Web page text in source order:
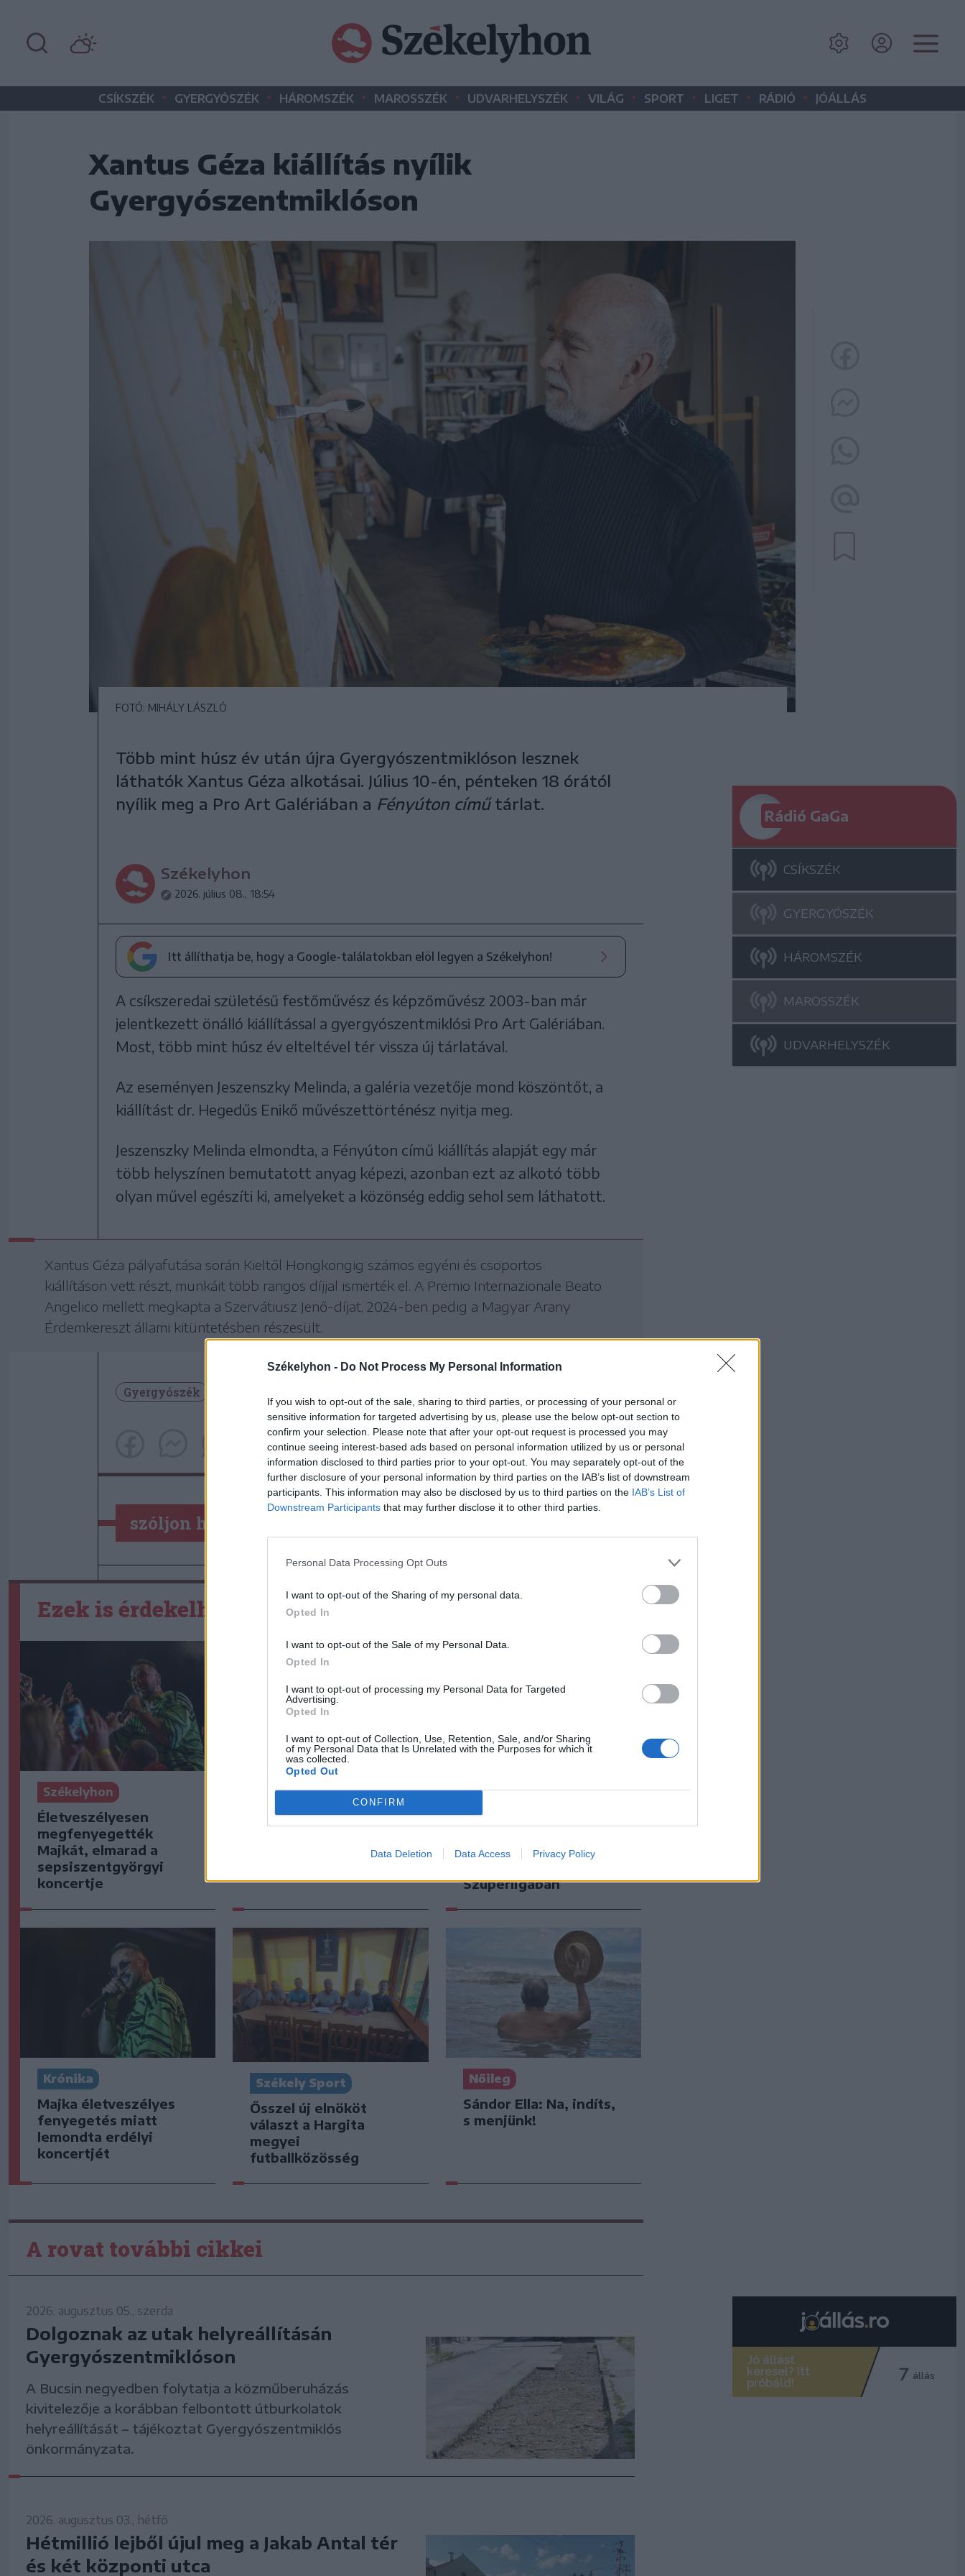
Székelyhon - Do Not Process My Personal Information
If you wish to opt-out of the sale, sharing to third parties, or processing of your personal or
sensitive information for targeted advertising by us, please use the below opt-out section to
confirm your selection. Please note that after your opt-out request is processed you may
continue seeing interest-based ads based on personal information utilized by us or personal
information disclosed to third parties prior to your opt-out. You may separately opt-out of the
further disclosure of your personal information by third parties on the IAB’s list of downstream
participants. This information may also be disclosed by us to third parties on the IAB’s List of
Downstream Participants that may further disclose it to other third parties.
Personal Data Processing Opt Outs
I want to opt-out of the Sharing of my personal data.
Opted In
I want to opt-out of the Sale of my Personal Data.
Opted In
I want to opt-out of processing my Personal Data for Targeted
Advertising.
Opted In
I want to opt-out of Collection, Use, Retention, Sale, and/or Sharing
of my Personal Data that Is Unrelated with the Purposes for which it
was collected.
Opted Out
CONFIRM
Data Deletion Data Access Privacy Policy
CSÍKSZÉK • GYERGYÓSZÉK • HÁROMSZÉK • MAROSSZÉK • UDVARHELYSZÉK • VILÁG • SPORT • LIGET • RÁDIÓ • JÓÁLLÁS
Xantus Géza kiállítás nyílik
Gyergyószentmiklóson
FOTÓ: MIHÁLY LÁSZLÓ
Több mint húsz év után újra Gyergyószentmiklóson lesznek
láthatók Xantus Géza alkotásai. Július 10-én, pénteken 18 órától
nyílik meg a Pro Art Galériában a Fényúton címűtárlat.
Székelyhon
2026. július 08., 18:54
Itt állíthatja be, hogy a Google-találatokban elöl legyen a Székelyhon!
A csíkszeredai születésű festőművész és képzőművész 2003-ban már
jelentkezett önálló kiállítással a gyergyószentmiklósi Pro Art Galériában.
Most, több mint húsz év elteltével tér vissza új tárlatával.
Az eseményen Jeszenszky Melinda, a galéria vezetője mond köszöntőt, a
kiállítást dr. Hegedűs Enikő művészettörténész nyitja meg.
Jeszenszky Melinda elmondta, a Fényúton című kiállítás alapját egy már
több helyszínen bemutatott anyag képezi, azonban ezt az alkotó több
olyan művel egészíti ki, amelyeket a közönség eddig sehol sem láthatott.
Xantus Géza pályafutása során Kieltől Hongkongig számos egyéni és csoportos
kiállításon vett részt, munkáit több rangos díjjal ismerték el. A Premio Internazionale Beato
Angelico mellett megkapta a Szervátiusz Jenő-díjat, 2024-ben pedig a Magyar Arany
Érdemkereszt állami kitüntetésben részesült.
Gyergyószék
szóljon hozzá!
Rádió GaGa
CSÍKSZÉK
GYERGYÓSZÉK
HÁROMSZÉK
MAROSSZÉK
UDVARHELYSZÉK
Ezek is érdekelhetik
Székelyhon
Életveszélyesen
megfenyegették
Majkát, elmarad a
sepsiszentgyörgyi
koncertje
Székelyhon
Medvét ütött el egy
tudott menekülni a
Székely Sport
Szembementek a
és az FK Csíkszereda
Szuperligában
Krónika
Majka életveszélyes
fenyegetés miatt
lemondta erdélyi
koncertjét
Székely Sport
Ősszel új elnököt
választ a Hargita
megyei
futballközösség
Nőileg
Sándor Ella: Na, indíts,
s menjünk!
A rovat további cikkei
2026. augusztus 05., szerda
Dolgoznak az utak helyreállításán
Gyergyószentmiklóson
A Bucsin negyedben folytatja a közműberuházás
kivitelezője a korábban felbontott útburkolatok
helyreállítását – tájékoztat Gyergyószentmiklós
önkormányzata.
2026. augusztus 03., hétfő
Hétmillió lejből újul meg a Jakab Antal tér
és két központi utca